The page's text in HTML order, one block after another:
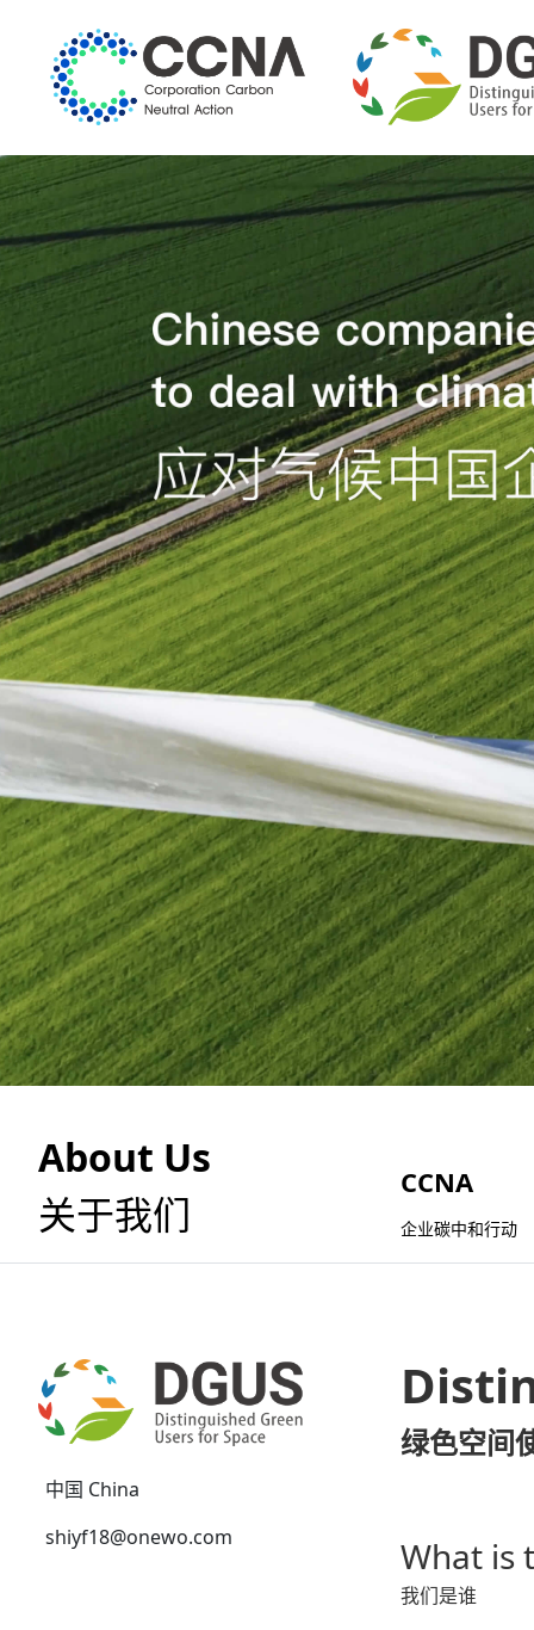
About Us
关于我们
CCNA
企业碳中和行动
中国 China
shiyf18@onewo.com
绿色空间
What is
我们是谁